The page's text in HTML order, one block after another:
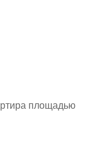
площадью